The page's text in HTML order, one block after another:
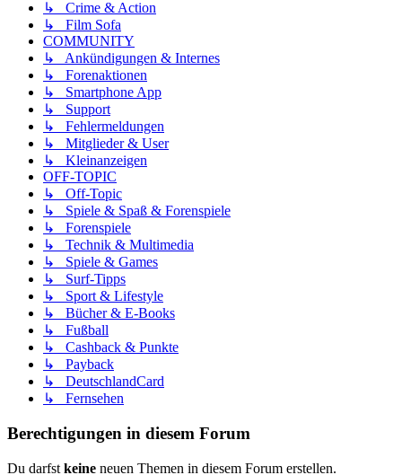
↳ Crime & Action
↳ Film Sofa
COMMUNITY
↳ Ankündigungen & Internes
↳ Forenaktionen
↳ Smartphone App
↳ Support
↳ Fehlermeldungen
↳ Mitglieder & User
↳ Kleinanzeigen
OFF-TOPIC
↳ Off-Topic
↳ Spiele & Spaß & Forenspiele
↳ Forenspiele
↳ Technik & Multimedia
↳ Spiele & Games
↳ Surf-Tipps
↳ Sport & Lifestyle
↳ Bücher & E-Books
↳ Fußball
↳ Cashback & Punkte
↳ Payback
↳ DeutschlandCard
↳ Fernsehen
Berechtigungen in diesem Forum
Du darfst keine neuen Themen in diesem Forum erstellen.